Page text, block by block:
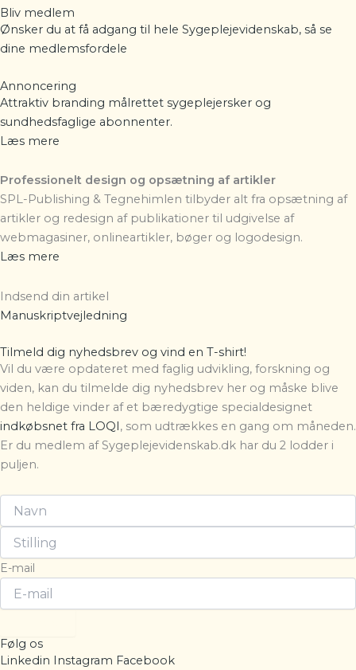
Bliv medlem
Ønsker du at få adgang til hele Sygeplejevidenskab, så se
dine medlemsfordele
Annoncering
Attraktiv branding målrettet sygeplejersker og
sundhedsfaglige abonnenter.
Læs mere
Professionelt design og opsætning af artikler
SPL-Publishing & Tegnehimlen tilbyder alt fra opsætning af
artikler og redesign af publikationer til udgivelse af
webmagasiner, onlineartikler, bøger og logodesign.
Læs mere
Indsend din artikel
Manuskriptvejledning
Tilmeld dig nyhedsbrev og vind en T-shirt!
Vil du være opdateret med faglig udvikling, forskning og
viden, kan du tilmelde dig nyhedsbrev her og måske blive
den heldige vinder af et bæredygtige specialdesignet
indkøbsnet fra LOQI , som udtrækkes en gang om måneden.
Er du medlem af Sygeplejevidenskab.dk har du 2 lodder i
puljen.
E-mail
Følg os
Linkedin Instagram Facebook